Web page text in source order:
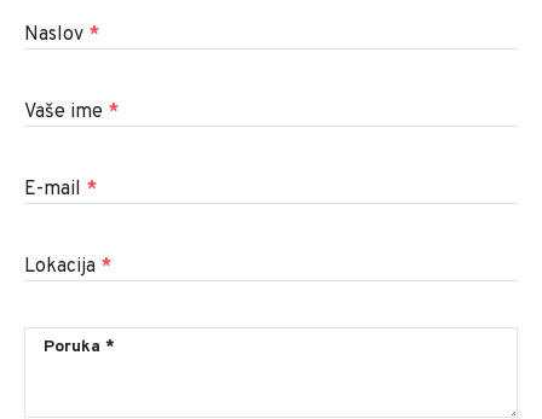
Naslov *
Vaše ime *
E-mail *
Lokacija *